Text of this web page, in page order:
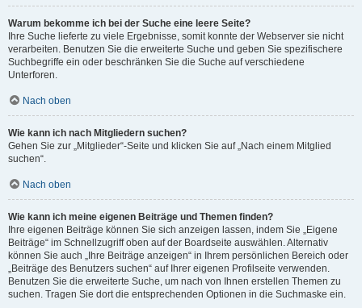
Warum bekomme ich bei der Suche eine leere Seite?
Ihre Suche lieferte zu viele Ergebnisse, somit konnte der Webserver sie nicht
verarbeiten. Benutzen Sie die erweiterte Suche und geben Sie spezifischere
Suchbegriffe ein oder beschränken Sie die Suche auf verschiedene
Unterforen.
Nach oben
Wie kann ich nach Mitgliedern suchen?
Gehen Sie zur „Mitglieder“-Seite und klicken Sie auf „Nach einem Mitglied
suchen“.
Nach oben
Wie kann ich meine eigenen Beiträge und Themen finden?
Ihre eigenen Beiträge können Sie sich anzeigen lassen, indem Sie „Eigene
Beiträge“ im Schnellzugriff oben auf der Boardseite auswählen. Alternativ
können Sie auch „Ihre Beiträge anzeigen“ in Ihrem persönlichen Bereich oder
„Beiträge des Benutzers suchen“ auf Ihrer eigenen Profilseite verwenden.
Benutzen Sie die erweiterte Suche, um nach von Ihnen erstellen Themen zu
suchen. Tragen Sie dort die entsprechenden Optionen in die Suchmaske ein.